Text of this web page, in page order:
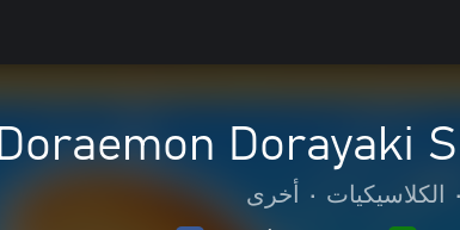
Doraemon Dorayaki
• الكلاسيكيات • أخرى